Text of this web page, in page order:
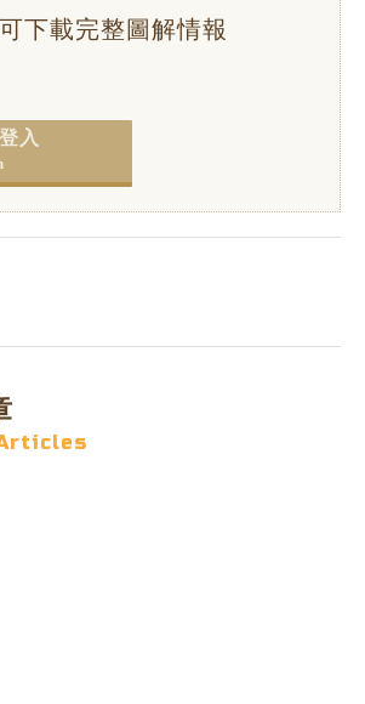
下載完整圖解情報
入